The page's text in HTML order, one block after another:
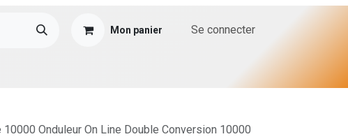
Mon panier Se connecter
Onduleur On Line Double Conversion 10000